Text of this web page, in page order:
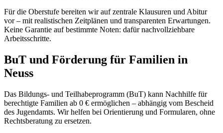
Für die Oberstufe bereiten wir auf zentrale Klausuren und Abitur
vor – mit realistischen Zeitplänen und transparenten Erwartungen.
Keine Garantie auf bestimmte Noten: dafür nachvollziehbare
Arbeitsschritte.
BuT und Förderung für Familien in
Neuss
Das Bildungs- und Teilhabeprogramm (BuT) kann Nachhilfe für
berechtigte Familien ab 0 € ermöglichen – abhängig vom Bescheid
des Jugendamts. Wir helfen bei Orientierung und Formularen, ohne
Rechtsberatung zu ersetzen.